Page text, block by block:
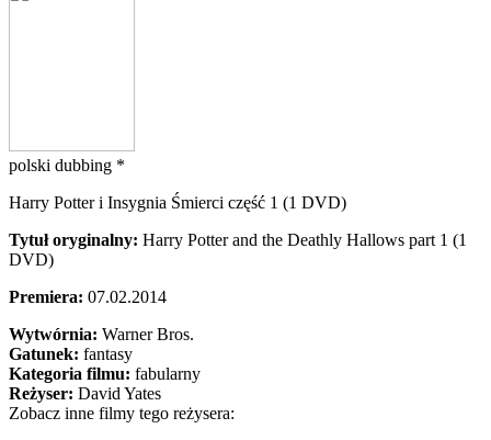
polski dubbing *
Harry Potter i Insygnia Śmierci część 1 (1 DVD)
Tytuł oryginalny: Harry Potter and the Deathly Hallows part 1 (1
DVD)
Premiera: 07.02.2014
Wytwórnia: Warner Bros.
Gatunek: fantasy
Kategoria filmu: fabularny
Reżyser: David Yates
Zobacz inne filmy tego reżysera: